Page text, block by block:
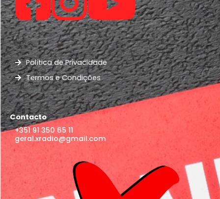
Política de Privacidade
Termos e Condições
Contacto
+351 91 350 65 11
geral.xradio@gmail.com